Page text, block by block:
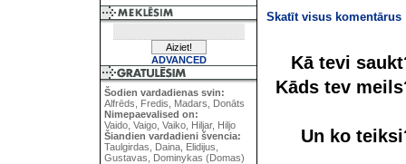
ADVANCED
Šodien vardadienas svin:
Alfrēds, Fredis, Madars, Donāts
Nimepaevalised on:
Vaido, Vaigo, Vaiko, Hiljar, Hiljo
Šiandien vardadieni švencia:
Taulgirdas, Daina, Elidijus,
Gustavas, Dominykas (Domas)
Skatīt visus komentārus
Kā tevi
Kāds tev
Un ko